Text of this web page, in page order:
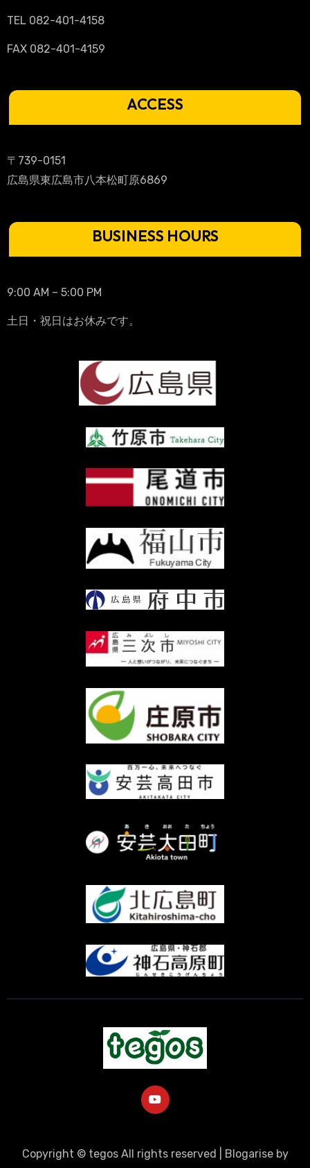
送
り
TEL 082-401-4158
FAX 082-401-4159
ACCESS
〒739-0151
広島県東広島市八本松町原6869
BUSINESS HOURS
9:00 AM – 5:00 PM
土日・祝日はお休みです。
Copyright © tegos All rights reserved Blogariseby